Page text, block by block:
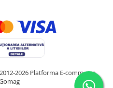
2026 Platforma E-commerce